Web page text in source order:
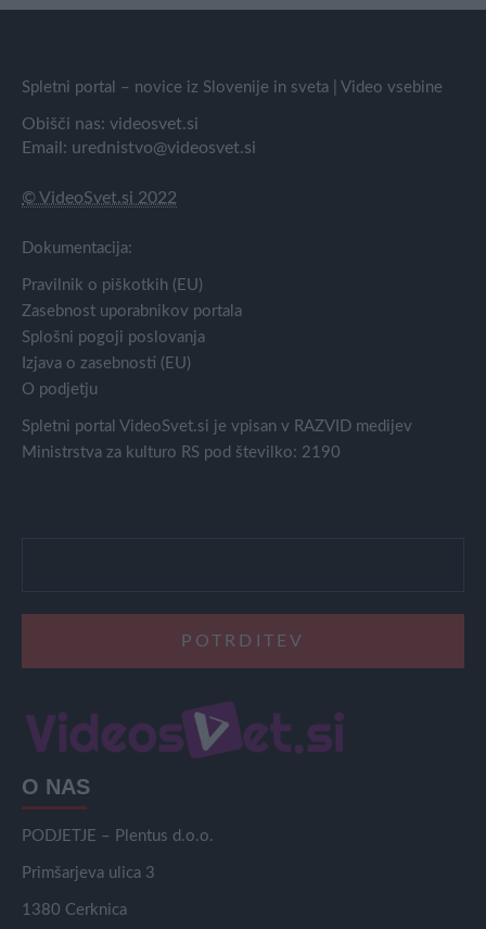
Spletni portal – novice iz Slovenije in sveta | Video vsebine
Obišči nas: videosvet.si
Email: urednistvo@videosvet.si
© VideoSvet.si 2022
Dokumentacija:
Pravilnik o piškotkih (EU)
Zasebnost uporabnikov portala
Splošni pogoji poslovanja
Izjava o zasebnosti (EU)
O podjetju
Spletni portal VideoSvet.si je vpisan v RAZVID medijev
Ministrstva za kulturo RS pod številko: 2190
O NAS
PODJETJE – Plentus d.o.o.
Primšarjeva ulica 3
1380 Cerknica